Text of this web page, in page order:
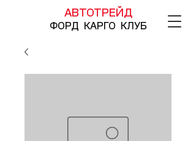
АВТОТРЕЙД
ФОРД КАРГО КЛУБ